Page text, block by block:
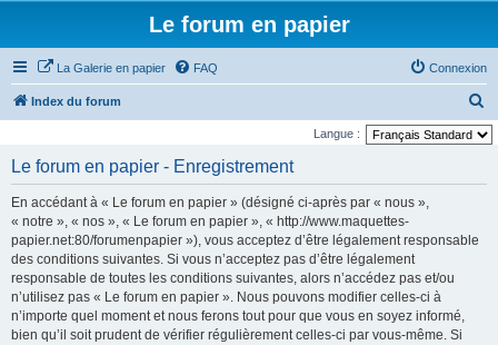
Le forum en papier
La Galerie en papier FAQ Connexion
Index du forum
e
Langue :
Le forum en papier - Enregistrement
En accédant à « Le forum en papier » (désigné ci-après par « nous »,
« notre », « nos », « Le forum en papier », « http://www.maquettes-
papier.net:80/forumenpapier »), vous acceptez d’être légalement responsable
des conditions suivantes. Si vous n’acceptez pas d’être légalement
responsable de toutes les conditions suivantes, alors n’accédez pas et/ou
n’utilisez pas « Le forum en papier ». Nous pouvons modifier celles-ci à
n’importe quel moment et nous ferons tout pour que vous en soyez informé,
bien qu’il soit prudent de vérifier régulièrement celles-ci par vous-même. Si